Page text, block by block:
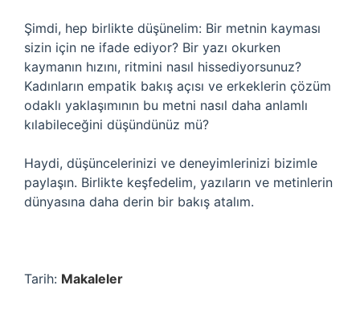
Şimdi, hep birlikte düşünelim: Bir metnin kayması
sizin için ne ifade ediyor? Bir yazı okurken
kaymanın hızını, ritmini nasıl hissediyorsunuz?
Kadınların empatik bakış açısı ve erkeklerin çözüm
odaklı yaklaşımının bu metni nasıl daha anlamlı
kılabileceğini düşündünüz mü?
Haydi, düşüncelerinizi ve deneyimlerinizi bizimle
paylaşın. Birlikte keşfedelim, yazıların ve metinlerin
dünyasına daha derin bir bakış atalım.
Tarih: Makaleler